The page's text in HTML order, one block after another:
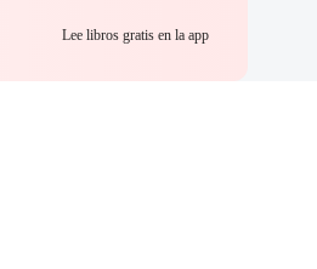
Lee libros gratis en la app